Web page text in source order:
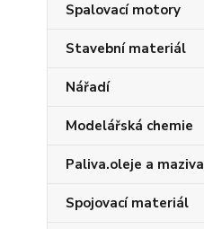
Spalovací motory
Stavební materiál
Nářadí
Modelářská chemie
Paliva.oleje a maziva
Spojovací materiál